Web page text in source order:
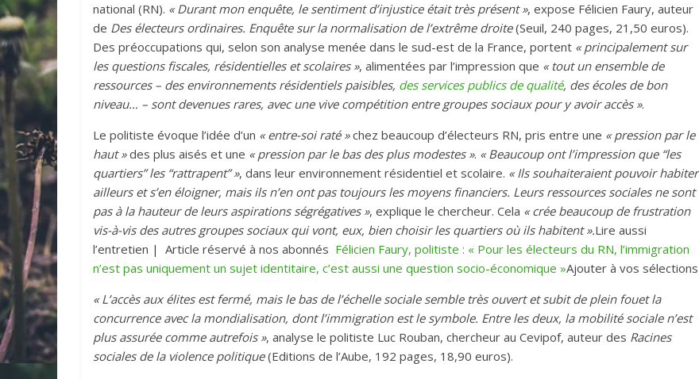
national (RN). « Durant mon enquête, le sentiment d’injustice était très présent », expose Félicien Faury, auteur
de Des électeurs ordinaires. Enquête sur la normalisation de l’extrême droite(Seuil, 240 pages, 21,50 euros).
Des préoccupations qui, selon son analyse menée dans le sud-est de la France, portent « principalement sur
les questions fiscales, résidentielles et scolaires », alimentées par l’impression que « tout un ensemble de
ressources – des environnements résidentiels paisibles, des services publics de qualité, des écoles de bon
niveau… – sont devenues rares, avec une vive compétition entre groupes sociaux pour y avoir accès ».
Le politiste évoque l’idée d’un « entre-soi raté »chez beaucoup d’électeurs RN, pris entre une « pression par le
haut »des plus aisés et une « pression par le bas des plus modestes ». « Beaucoup ont l’impression que “les
quartiers” les “rattrapent” », dans leur environnement résidentiel et scolaire. « Ils souhaiteraient pouvoir habiter
ailleurs et s’en éloigner, mais ils n’en ont pas toujours les moyens financiers. Leurs ressources sociales ne sont
pas à la hauteur de leurs aspirations ségrégatives », explique le chercheur. Cela « crée beaucoup de frustration
vis-à-vis des autres groupes sociaux qui vont, eux, bien choisir les quartiers où ils habitent ».Lire aussi
l’entretien | Article réservé à nos abonnés Félicien Faury, politiste : « Pour les électeurs du RN, l’immigration
n’est pas uniquement un sujet identitaire, c’est aussi une question socio-économique »Ajouter à vos sélections
« L’accès aux élites est fermé, mais le bas de l’échelle sociale semble très ouvert et subit de plein fouet la
concurrence avec la mondialisation, dont l’immigration est le symbole. Entre les deux, la mobilité sociale n’est
plus assurée comme autrefois », analyse le politiste Luc Rouban, chercheur au Cevipof, auteur des Racines
sociales de la violence politique(Editions de l’Aube, 192 pages, 18,90 euros).